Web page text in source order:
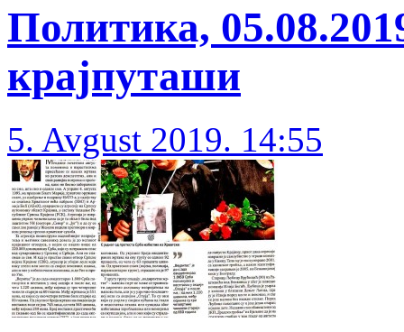
Политика,
крајпуташи
5. Avgust 2019. 14:55